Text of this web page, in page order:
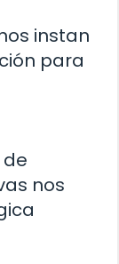
instan
para
nos